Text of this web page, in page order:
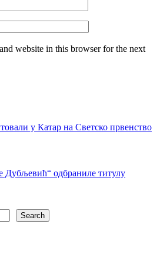
website in this browser for the next
у Катар на Светско првенство
одбраниле титулу
Search